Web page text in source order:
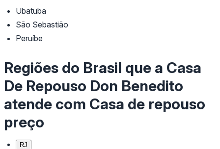
Ubatuba
São Sebastião
Peruíbe
Regiões do Brasil que a Casa
De Repouso Don Benedito
atende com Casa de repouso
preço
RJ